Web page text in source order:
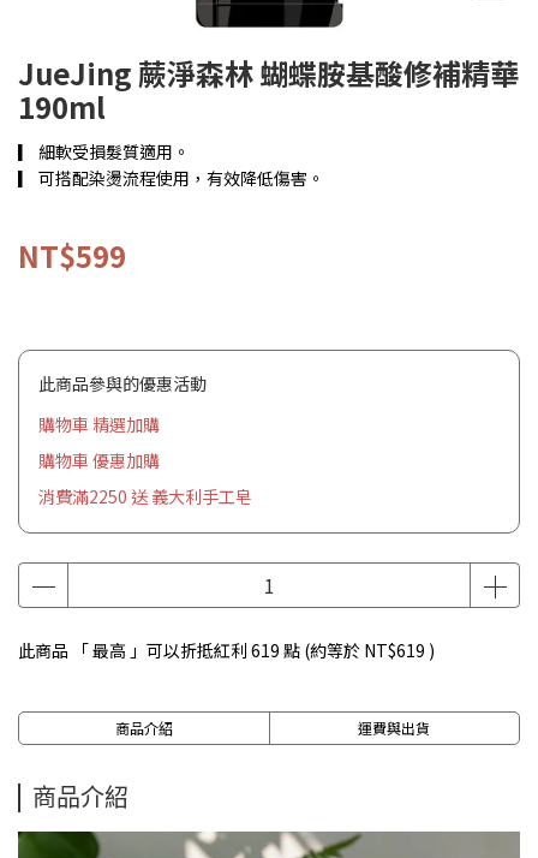
JueJing 蕨淨森林 蝴蝶胺基酸修補精華
190ml
▎ 細軟受損髮質適用。
▎ 可搭配染燙流程使用，有效降低傷害。
NT$599
此商品參與的優惠活動
購物車 精選加購
購物車 優惠加購
消費滿2250 送 義大利手工皂
此商品 「 最高 」可以折抵紅利 619 點 (約等於 NT$619 )
商品介紹 運費與出貨
商品介紹